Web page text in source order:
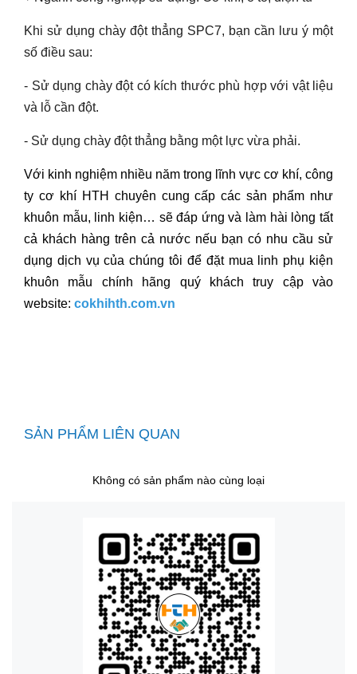
Khi sử dụng chày đột thẳng SPC7, bạn cần lưu ý một
số điều sau:
- Sử dụng chày đột có kích thước phù hợp với vật liệu
và lỗ cần đột.
- Sử dụng chày đột thẳng bằng một lực vừa phải.
Với kinh nghiệm nhiều năm trong lĩnh vực cơ khí, công
ty cơ khí HTH chuyên cung cấp các sản phẩm như
khuôn mẫu, linh kiện… sẽ đáp ứng và làm hài lòng tất
cả khách hàng trên cả nước nếu bạn có nhu cầu sử
dụng dịch vụ của chúng tôi để đặt mua linh phụ kiện
khuôn mẫu chính hãng quý khách truy cập vào
website: cokhihth.com.vn
SẢN PHẨM LIÊN QUAN
Không có sản phẩm nào cùng loại